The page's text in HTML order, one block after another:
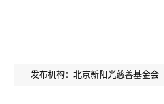
发布机构：北京新阳光慈善基金会